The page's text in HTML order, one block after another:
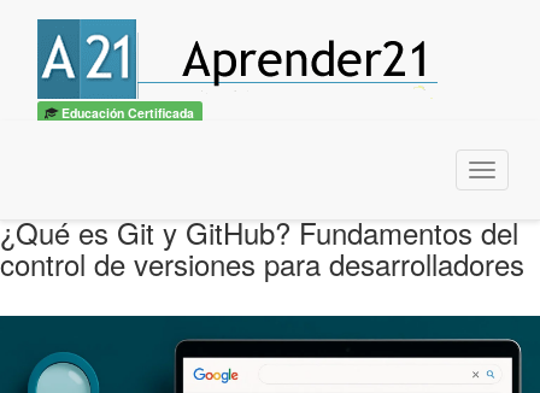
Educación Certificada
Menu
¿Qué es Git y GitHub? Fundamentos del
control de versiones para desarrolladores